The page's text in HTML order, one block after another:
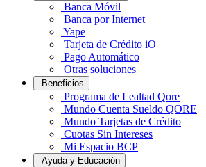
Banca Móvil
Banca por Internet
Yape
Tarjeta de Crédito iO
Pago Automático
Otras soluciones
Beneficios
Programa de Lealtad Qore
Mundo Cuenta Sueldo QORE
Mundo Tarjetas de Crédito
Cuotas Sin Intereses
Mi Espacio BCP
Ayuda y Educación